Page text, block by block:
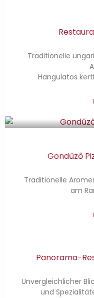
Traditionelle
Hangulatos
Gondűző
Traditionelle
am
Panorama-
Unvergleichlicher
und